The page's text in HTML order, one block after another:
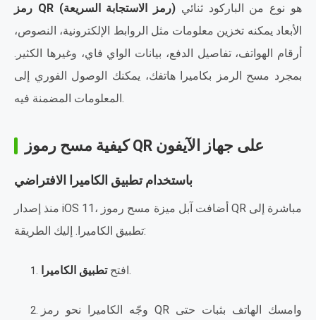
رمز QR (رمز الاستجابة السريعة)
الأبعاد يمكنه تخزين معلومات مثل الروابط الإلكترونية، النصوص،
أرقام الهواتف، تفاصيل الدفع، بيانات الواي فاي، وغيرها الكثير.
بمجرد مسح الرمز بكاميرا هاتفك، يمكنك الوصول الفوري إلى
المعلومات المضمنة فيه.
كيفية مسح رموز QR على جهاز الآيفون
باستخدام تطبيق الكاميرا الافتراضي
منذ إصدار iOS 11، أضافت آبل ميزة مسح رموز QR مباشرة إلى
تطبيق الكاميرا. إليك الطريقة:
افتحتطبيق الكاميرا .
وجّه الكاميرا نحو رمز QR وامسك الهاتف بثبات حتى